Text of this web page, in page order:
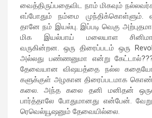
வைத்திருப்பதைவிட நாம் மிகவும்
எப்போதும் நம்மை முந்திக்கொள்ளும்.
தானே நம் இயல்பு. இப்படி வெகு
மிக இயல்பாய் மலையாள
வருகின்றன. ஒரு திரைப்படம் ஒரு
அல்லது பண்ணனுமா என்று
தேவையான விஷயத்தை நல்ல
களுக்குள் அழகான திரைப்படமாக
கலை. அந்த கலை தனி மனிதன்
பார்த்தாலே போதுமானது என்பேன்.
ரெவெல்யூஷனும் தேவையில்லை.